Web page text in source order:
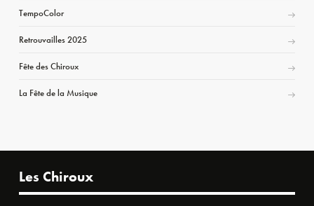
TempoColor
Retrouvailles 2025
Fête des Chiroux
La Fête de la Musique
Les Chiroux